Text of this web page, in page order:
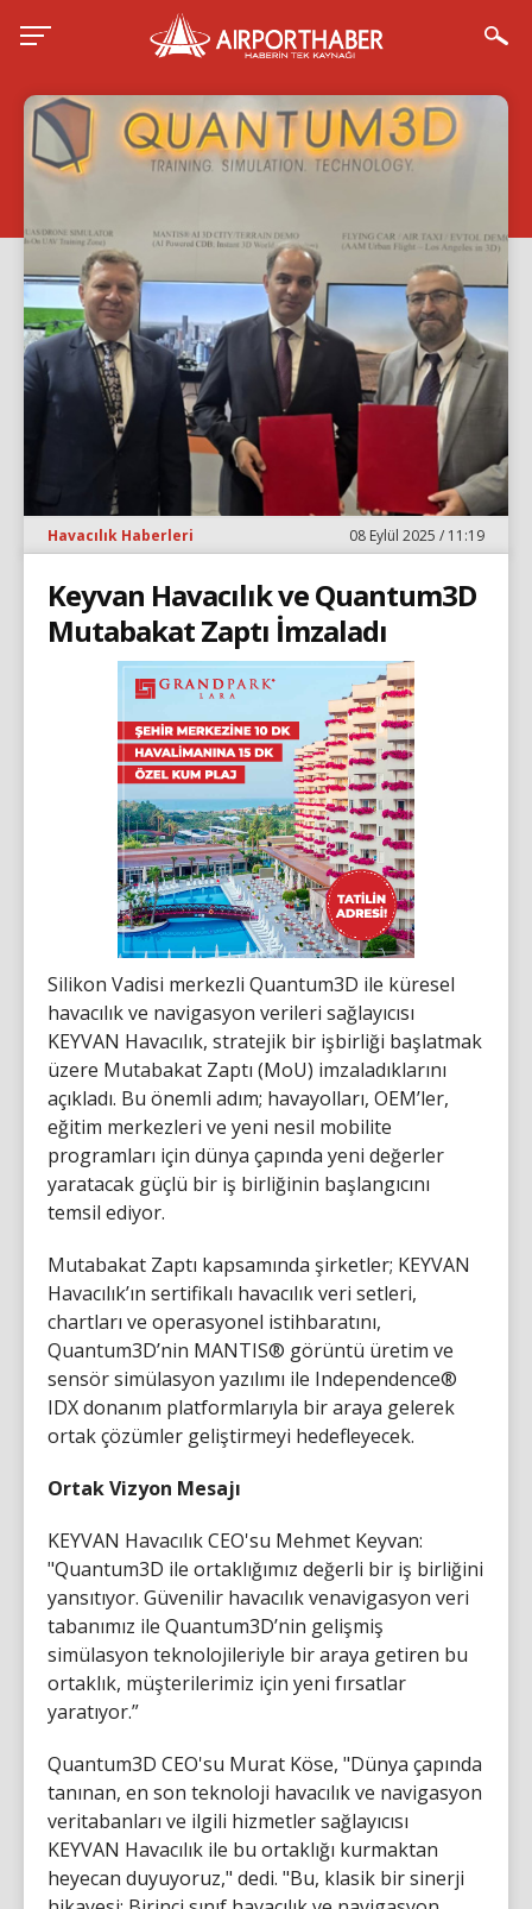
Havacılık Haberleri 08 Eylül 2025 / 11:19
Keyvan Havacılık ve Quantum3D
Mutabakat Zaptı İmzaladı
Silikon Vadisi merkezli Quantum3D ile küresel
havacılık ve navigasyon verileri sağlayıcısı
KEYVAN Havacılık, stratejik bir işbirliği başlatmak
üzere Mutabakat Zaptı (MoU) imzaladıklarını
açıkladı. Bu önemli adım; havayolları, OEM’ler,
eğitim merkezleri ve yeni nesil mobilite
programları için dünya çapında yeni değerler
yaratacak güçlü bir iş birliğinin başlangıcını
temsil ediyor.
Mutabakat Zaptı kapsamında şirketler; KEYVAN
Havacılık’ın sertifikalı havacılık veri setleri,
chartları ve operasyonel istihbaratını,
Quantum3D’nin MANTIS® görüntü üretim ve
sensör simülasyon yazılımı ile Independence®
IDX donanım platformlarıyla bir araya gelerek
ortak çözümler geliştirmeyi hedefleyecek.
Ortak Vizyon Mesajı
KEYVAN Havacılık CEO'su Mehmet Keyvan:
"Quantum3D ile ortaklığımız değerli bir iş birliğini
yansıtıyor. Güvenilir havacılık venavigasyon veri
tabanımız ile Quantum3D’nin gelişmiş
simülasyon teknolojileriyle bir araya getiren bu
ortaklık, müşterilerimiz için yeni fırsatlar
yaratıyor.”
Quantum3D CEO'su Murat Köse, "Dünya çapında
tanınan, en son teknoloji havacılık ve navigasyon
veritabanları ve ilgili hizmetler sağlayıcısı
KEYVAN Havacılık ile bu ortaklığı kurmaktan
heyecan duyuyoruz," dedi. "Bu, klasik bir sinerji